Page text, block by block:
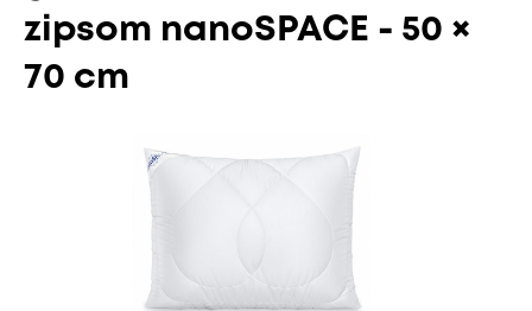
zipsom nanoSPACE - 50 ×
70 cm